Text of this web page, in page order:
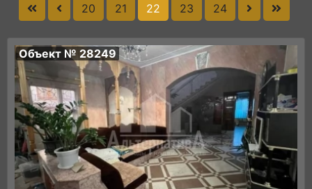
20 21 22 23 24
Объект № 28249